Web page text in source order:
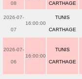
08 CARTHAGE
2026-07-
07
16:00:00
TUNIS
CARTHAGE
2026-07-
06
16:00:00
TUNIS
CARTHAGE